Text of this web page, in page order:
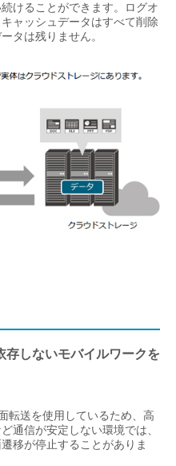
けることができます。ログオ
ャッシュデータはすべて削除
タは残りません。
存しないモバイルワークを
転送を使用しているため、高
通信が安定しない環境では、
移が停止することがありま